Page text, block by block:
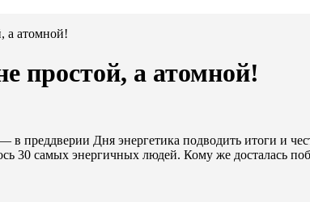
а атомной!
простой, а атомной!
в преддверии Дня энергетика подводить итоги и
30 самых энергичных людей. Кому же досталась